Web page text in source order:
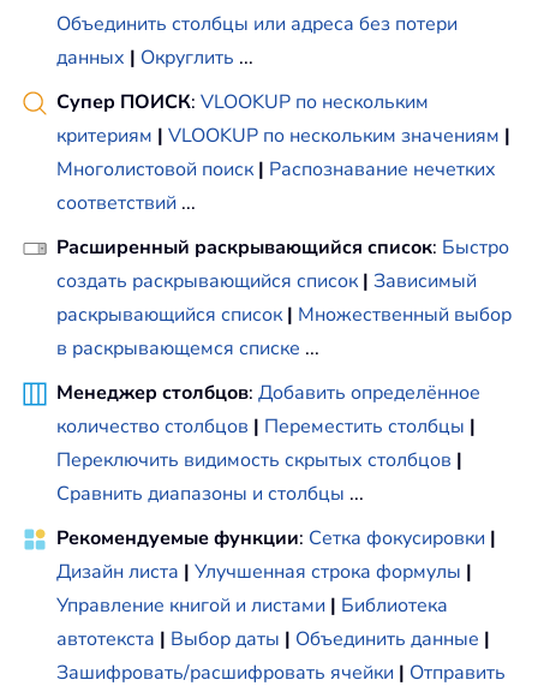
Объединить столбцы или адреса без потери
данных | Округлить ...
Супер ПОИСК: VLOOKUP по нескольким
критериям | VLOOKUP по нескольким значениям |
Многолистовой поиск | Распознавание нечетких
соответствий ...
Расширенный раскрывающийся список: Быстро
создать раскрывающийся список | Зависимый
раскрывающийся список | Множественный выбор
в раскрывающемся списке ...
Менеджер столбцов: Добавить определённое
количество столбцов | Переместить столбцы |
Переключить видимость скрытых столбцов |
Сравнить диапазоны и столбцы ...
Рекомендуемые функции: Сетка фокусировки |
Дизайн листа | Улучшенная строка формулы |
Управление книгой и листами | Библиотека
автотекста | Выбор даты | Объединить данные |
Зашифровать/расшифровать ячейки | Отправить